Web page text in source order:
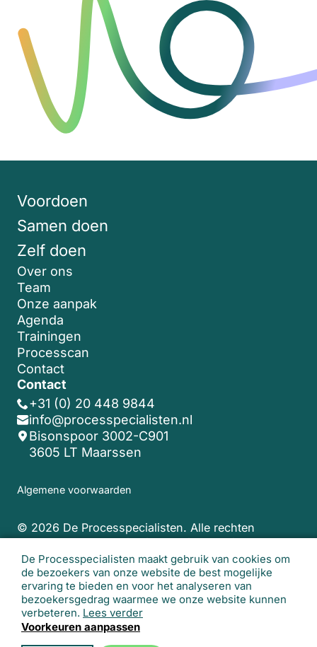
De Processpecialisten maakt gebruik van cookies om
de bezoekers van onze website de best mogelijke
ervaring te bieden en voor het analyseren van
bezoekersgedrag waarmee we onze website kunnen
verbeteren. Lees verder
Voorkeuren aanpassen
Voordoen
Samen doen
Zelf doen
Over ons
Team
Onze aanpak
Agenda
Trainingen
Processcan
Contact
Contact
+31 (0) 20 448 9844
info@processpecialisten.nl
Bisonspoor 3002-C901
3605 LT Maarssen
Algemene voorwaarden
© 2026 De Processpecialisten. Alle rechten
voorbehouden.Realisatie website:Studio
Lemon